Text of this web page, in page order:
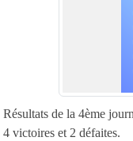
Résultats de la 4ème
4 victoires et 2 défaites.